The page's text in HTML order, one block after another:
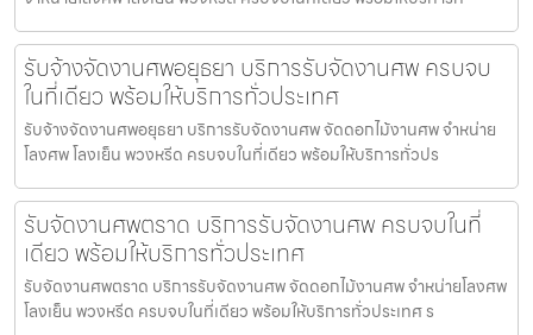
รับจ้างจัดงานศพอยุธยา บริการรับจัดงานศพ ครบจบ
ในที่เดียว พร้อมให้บริการทั่วประเทศ
รับจ้างจัดงานศพอยุธยา บริการรับจัดงานศพ จัดดอกไม้งานศพ จำหน่าย
โลงศพ โลงเย็น พวงหรีด ครบจบในที่เดียว พร้อมให้บริการทั่วปร
รับจัดงานศพตราด บริการรับจัดงานศพ ครบจบในที่
เดียว พร้อมให้บริการทั่วประเทศ
รับจัดงานศพตราด บริการรับจัดงานศพ จัดดอกไม้งานศพ จำหน่ายโลงศพ
โลงเย็น พวงหรีด ครบจบในที่เดียว พร้อมให้บริการทั่วประเทศ ร